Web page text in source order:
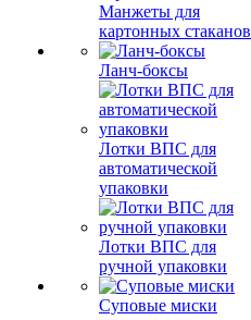
Манжеты для
картонных стаканов
Ланч-боксы
Лотки ВПС для
автоматической
упаковки
Лотки ВПС для
ручной упаковки
Суповые миски